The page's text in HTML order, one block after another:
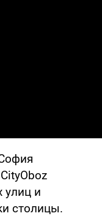
улиц и
столицы.